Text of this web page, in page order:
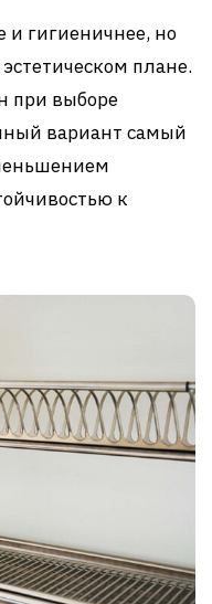
и гигиеничнее, но
плане.
при выборе
вариант самый
к